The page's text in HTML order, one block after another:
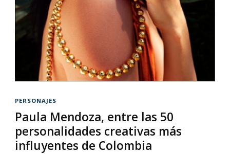
PERSONAJES
Paula Mendoza, entre las 50
personalidades creativas más
influyentes de Colombia